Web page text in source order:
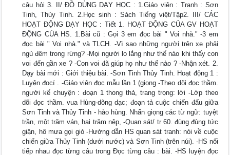
câu hỏi 3. II/ ĐỒ DÙNG DẠY HỌC : 1.Giáo viên : Tranh : Sơn
Tinh, Thủy Tinh. 2.Học sinh : Sách Tiếng việt/Tập2. III/ CÁC
HOẠT ĐỘNG DẠY HỌC : Tiết 1. HOẠT ĐỘNG CỦA GV HOẠT
ĐỘNG CỦA HS. 1.Bài cũ : Gọi 3 em đọc bài " Voi nhà." -3 em
đọc bài " Voi nhà." và TLCH. -Vì sao những người trên xe phải
ngủ đêm trong rừng? -Mọi người lo lắng như thế nào khi thấy con
voi đến gần xe ? -Con voi đã giúp họ như thế nào ? -Nhận xét. 2.
Dạy bài mới : Giới thiệu bài. -Sơn Tinh Thủy Tinh. Hoạt động 1 :
Luyện đocï . -Giáo viên đọc mẫu lần 1 (giọng -Theo dõi đọc thầm.
người kể chuyện : đoạn 1 thong thả, trang trọng: lời -Lớp theo
dõi đọc thầm. vua Hùng-dõng dạc; đoạn tả cuộc chiến đấu giữa
Sơn Tinh và Thủy Tinh - hào hùng. Nhấn giọng các từ ngữ: tuyệt
trần, một trăm ván, hai trăm nệp, -Quan sát/ tr 60. đùng đùng tức
giận, hô mưa gọi gió -Hướng dẫn HS quan sát tranh: nói về cuộc
chiến giữa Thủy Tinh (dưới nước) và Sơn Tinh (trên núi). -HS nối
tiếp nhau đọc từng câu trong Đọc từng câu : bài. -HS luyện đọc